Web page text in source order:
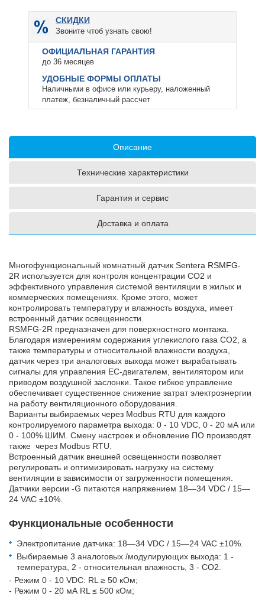
СКИДКИ
Звоните чтоб узнать свою!
ОФИЦИАЛЬНАЯ ГАРАНТИЯ
до 36 месяцев
УДОБНЫЕ ФОРМЫ ОПЛАТЫ
Наличными в офисе или курьеру, наложенный
платеж, безналичный рассчет
Описание
Технические характеристики
Гарантия и сервис
Доставка и оплата
Многофункциональный комнатный датчик Sentera RSMFG-
2R используется для контроля концентрации CO2 и
эффективного управления системой вентиляции в жилых и
коммерческих помещениях. Кроме этого, может
контролировать температуру и влажность воздуха, имеет
встроенный датчик освещенности.
RSMFG-2R предназначен для поверхностного монтажа.
Благодаря измерениям содержания углекислого газа CO2, а
также температуры и относительной влажности воздуха,
датчик через три аналоговых выхода может вырабатывать
сигналы для управления ЕС-двигателем, вентилятором или
приводом воздушной заслонки. Такое гибкое управление
обеспечивает существенное снижение затрат электроэнергии
на работу вентиляционного оборудования.
Варианты выбираемых через Modbus RTU для каждого
контролируемого параметра выхода: 0 - 10 VDC, 0 - 20 мА или
0 - 100% ШИМ. Смену настроек и обновление ПО производят
также через Modbus RTU.
Встроенный датчик внешней освещенности позволяет
регулировать и оптимизировать нагрузку на систему
вентиляции в зависимости от загруженности помещения.
Датчики версии -G питаются напряжением 18—34 VDC / 15—
24 VAC ±10%.
Функциональные особенности
Электропитание датчика: 18—34 VDC / 15—24 VAC ±10%.
Выбираемые 3 аналоговых /модулирующих выхода: 1 -
температура, 2 - относительная влажность, 3 - CO2.
- Режим 0 - 10 VDC: RL ≥ 50 кОм;
- Режим 0 - 20 мА RL ≤ 500 кОм;